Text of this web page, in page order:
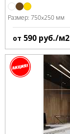
Размер: 750x250 мм
от 590 руб./м2